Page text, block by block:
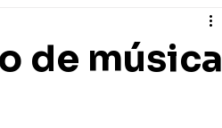
de música